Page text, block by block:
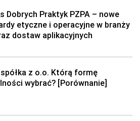
Dobrych Praktyk PZPA – nowe
etyczne i operacyjne w branży
dostaw aplikacyjnych
spółka z o.o. Którą formę
wybrać? [Porównanie]